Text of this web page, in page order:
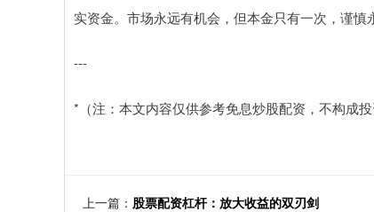
实资金。市场永远有机会，但本金只有一次，谨慎
---
*（注：本文内容仅供参考免息炒股配资，不构成
上一篇： 股票配资杠杆：放大收益的双刃剑